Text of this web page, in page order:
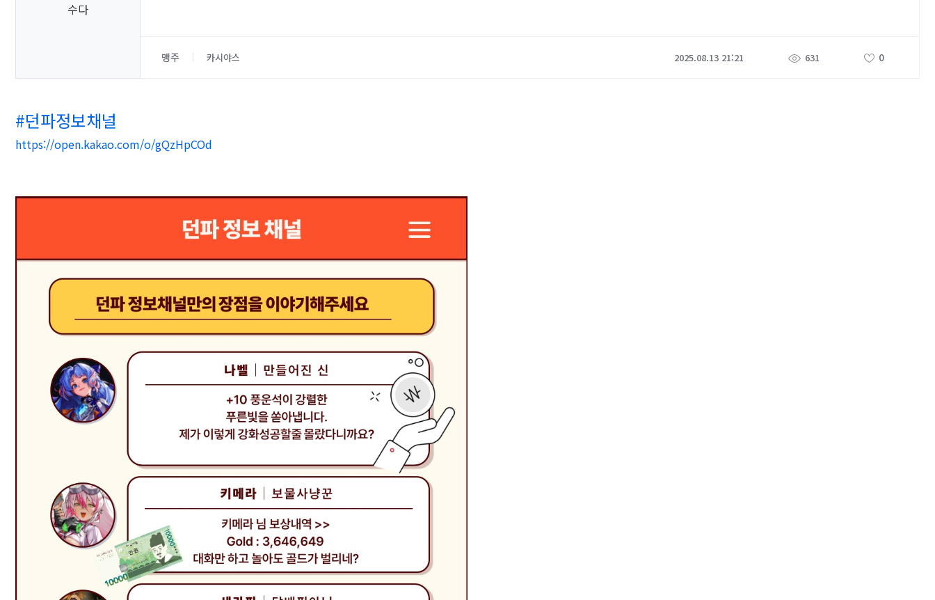
수다
맹주 카시야스 2025.08.13 21:21 631 0
#던파정보채널
https://open.kakao.com/o/gQzHpCOd